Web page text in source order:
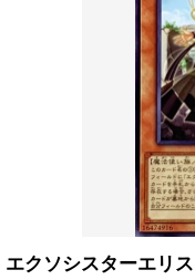
エクソシスターエリ